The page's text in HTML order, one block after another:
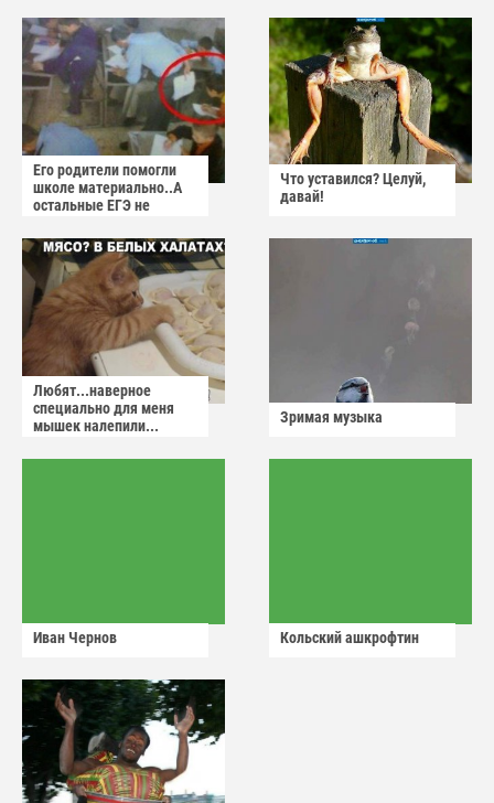
Его родители помогли
школе материально..А
остальные ЕГЭ не
Что уставился? Целуй,
давай!
Любят...наверное
специально для меня
мышек налепили...
Зримая музыка
Иван Чернов Кольский ашкрофтин